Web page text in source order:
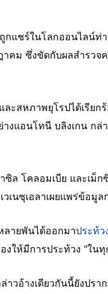
กแชร์ในโลกออนไลน์ท่
คม ซึ่งขัดกับผลสำรวจ
ละสหภาพยุโรปได้เรียก
งแอนโทนี บลิงเกน กล่
ซิล โคลอมเบีย และเม็ก
วเนซุเอลาเผยแพร่ข้อมู
ายพันได้ออกมาประท้ว
งให้มีการประท้วง "ใน
าวอ้างเดียวกันนี้ยังปร